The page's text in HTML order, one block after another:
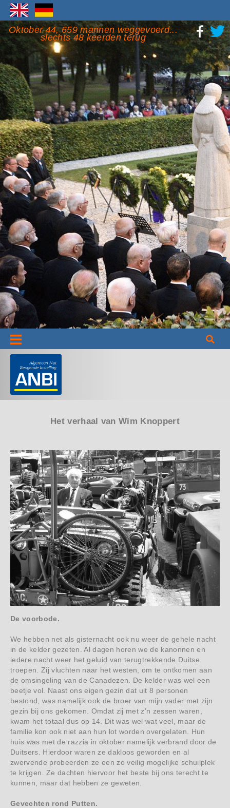
Oktober 44, 659 mannen weggevoerd...
slechts 48 keerden terug
Informatie
Het verhaal van Wim Knoppert
De voorbode.
We hebben net als gisternacht ook nu weer de gehele nacht
in de kelder gezeten. Al dagen horen we de kanonnen en
iedere nacht weer het geluid van terugtrekkende Duitse
troepen. Zij vluchten naar het westen, om te ontkomen aan
de omsingeling van de Canadezen. De kelder was wel een
beetje vol. Naast ons eigen gezin dat uit 8 personen
bestond, was namelijk ook de broer van mijn vader met zijn
gezin bij ons gekomen. Omdat zij met z’n zessen waren,
kwam het totaal dus op 14. Dit was wel wat veel, maar de
familie kon ook niet aan hun lot worden overgelaten. Hun
huis was met de razzia in oktober namelijk verbrand door de
Duitsers. Hierdoor waren ze dakloos geworden en al
zwervende probeerden ze een zo veilig mogelijke schuilplek
te krijgen. Ze dachten hiervoor het beste bij ons terecht te
kunnen, maar dat hebben ze geweten.
Gevechten rond Putten.